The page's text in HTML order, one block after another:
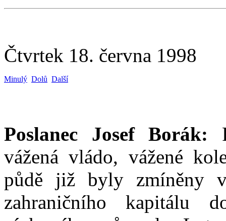
Čtvrtek 18. června 1998
Minulý Dolů Další
Poslanec Josef Borák:
vážená vládo, vážené
půdě již byly zmíněny
zahraničního kapitálu